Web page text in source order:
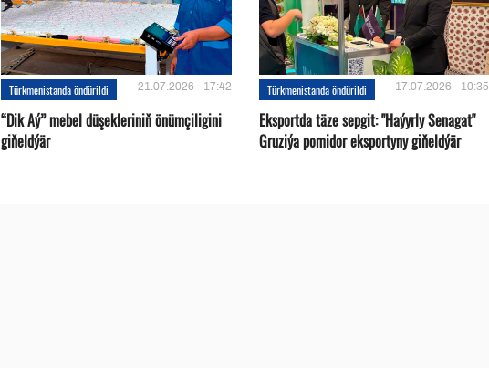
Türkmenistanda öndürildi 21.07.2026 - 17:42
“Dik Aý” mebel düşekleriniň önümçiligini
giňeldýär
Türkmenistanda öndürildi 17.07.2026 - 10:35
Eksportda täze sepgit: "Haýyrly Senagat"
Gruziýa pomidor eksportyny giňeldýär